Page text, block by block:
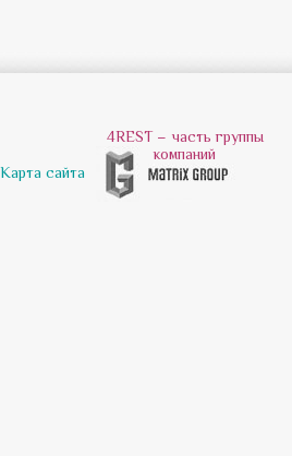
4REST – часть группы
компаний
Карта сайта